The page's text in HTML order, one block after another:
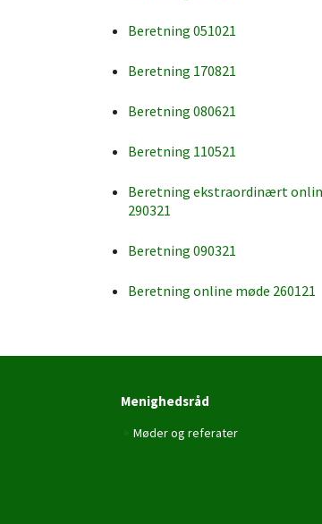
Beretning 051021
Beretning 170821
Beretning 080621
Beretning 110521
Beretning ekstraordinært
290321
Beretning 090321
Beretning online møde 260121
Menighedsråd
Møder og referater